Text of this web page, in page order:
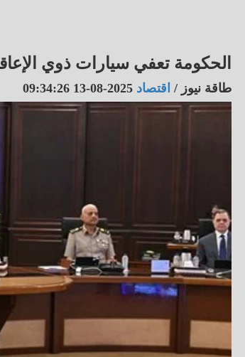
الحكومة تعفي سيارات ذوي
طاقة نيوز / اقتصاد2025-08-13 09:34:26